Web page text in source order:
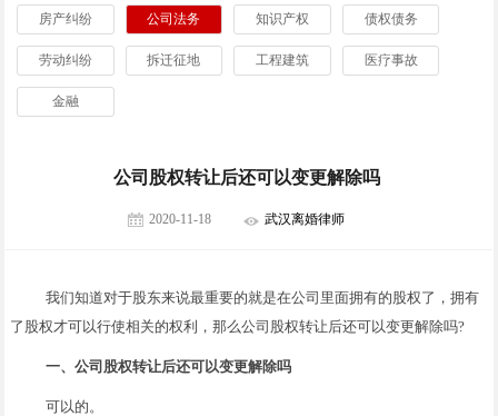
房产纠纷 公司法务 知识产权 债权债务
劳动纠纷 拆迁征地 工程建筑 医疗事故
金融
公司股权转让后还可以变更解除吗
2020-11-18 武汉离婚律师
我们知道对于股东来说最重要的就是在公司里面拥有的股权了，拥有
了股权才可以行使相关的权利，那么公司股权转让后还可以变更解除吗?
一、公司股权转让后还可以变更解除吗
可以的。